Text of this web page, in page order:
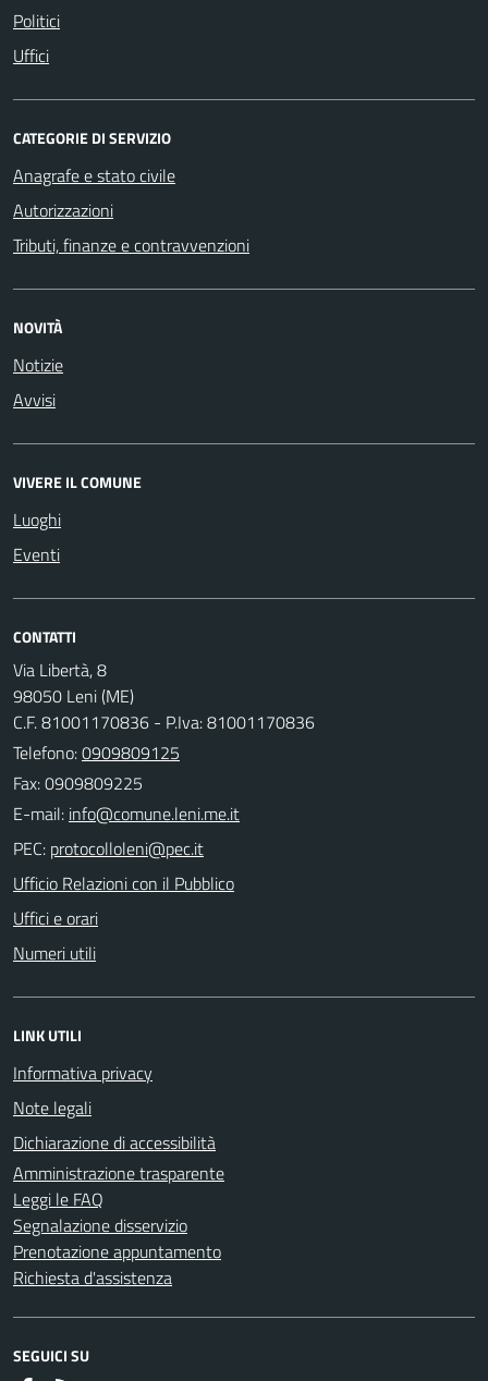
Politici
Uffici
CATEGORIE DI SERVIZIO
Anagrafe e stato civile
Autorizzazioni
Tributi, finanze e contravvenzioni
NOVITÀ
Notizie
Avvisi
VIVERE IL COMUNE
Luoghi
Eventi
CONTATTI
Via Libertà, 8
98050 Leni (ME)
C.F. 81001170836 - P.Iva: 81001170836
Telefono:0909809125
Fax: 0909809225
E-mail:
PEC:
Ufficio Relazioni con il Pubblico
Uffici e orari
Numeri utili
LINK UTILI
Informativa privacy
Note legali
Dichiarazione di accessibilità
Amministrazione trasparente
Leggi le FAQ
Segnalazione disservizio
Prenotazione appuntamento
Richiesta d'assistenza
SEGUICI SU